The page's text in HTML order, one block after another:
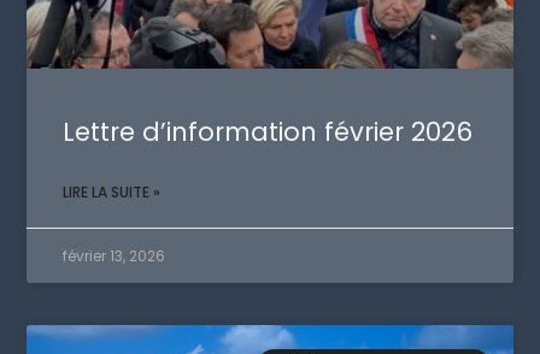
Lettre d’information février 2026
LIRE LA SUITE »
février 13, 2026